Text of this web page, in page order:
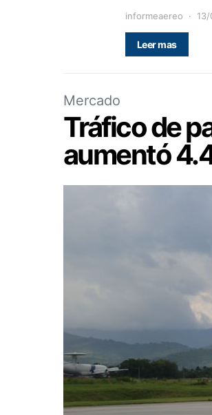
informeaereo 13/
Leer mas
Mercado
Tráfico de
aumentó